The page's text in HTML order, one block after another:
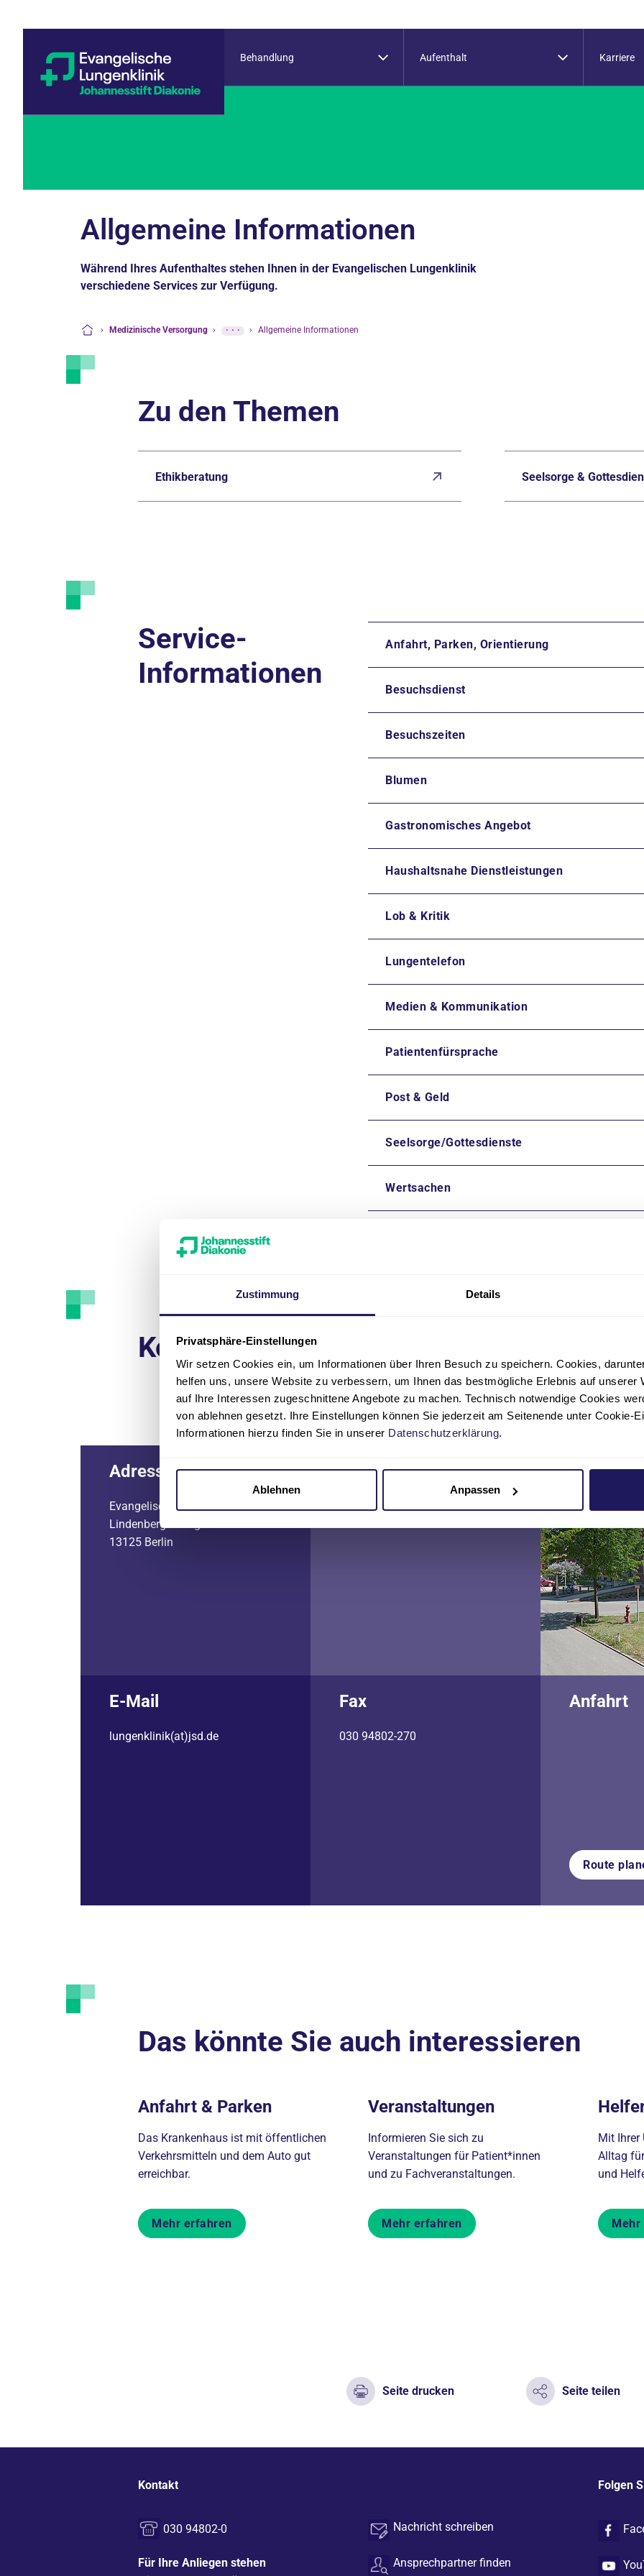
Zustimmung Details
Privatsphäre-Einstellungen
Wir setzen Cookies ein, um Informationen über Ihren Besuch zu speichern. Cookies,
helfen uns, unsere Website zu verbessern, um Ihnen das bestmögliche Erlebnis auf unserer
auf Ihre Interessen zugeschnittene Angebote zu machen. Technisch notwendige Cookies
von ablehnen gesetzt. Ihre Einstellungen können Sie jederzeit am Seitenende unter Cookie-
Informationen hierzu finden Sie in unserer Datenschutzerklärung.
Ablehnen Anpassen
Behandlung Aufenthalt Karriere
Allgemeine Informationen
Während Ihres Aufenthaltes stehen Ihnen in der Evangelischen Lungenklinik
verschiedene Services zur Verfügung.
› Medizinische Versorgung › ··· › Allgemeine Informationen
Zu den Themen
Ethikberatung Seelsorge &
Service-
Informationen
Anfahrt, Parken, Orientierung
Besuchsdienst
Besuchszeiten
Blumen
Gastronomisches Angebot
Haushaltsnahe Dienstleistungen
Lob & Kritik
Lungentelefon
Medien & Kommunikation
Patientenfürsprache
Post & Geld
Seelsorge/Gottesdienste
Wertsachen
Kontakt
Adresse
Evangelische Lungenklinik
Lindenberger Weg 27
13125 Berlin
Telefon
030 94802-0
E-Mail
lungenklinik(at)jsd.de
Fax
030 94802-270
Anfahrt
Route
Das könnte Sie auch interessieren
Anfahrt & Parken
Das Krankenhaus ist mit öffentlichen
Verkehrsmitteln und dem Auto gut
erreichbar.
Mehr erfahren
Veranstaltungen
Informieren Sie sich zu
Veranstaltungen für Patient*innen
und zu Fachveranstaltungen.
Mehr erfahren
Mit Ihrer
Alltag
und
Mehr
Seite drucken Seite teilen
Kontakt
030 94802-0
Für Ihre Anliegen stehen
Nachricht schreiben
Ansprechpartner finden
Folgen